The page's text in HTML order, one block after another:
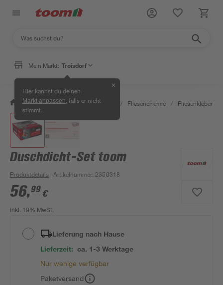
Mein Markt: Troisdorf
Hier kannst du deinen
Markt anpassen , falls er nicht
stimmt.
✕
/ Bauen & Renovieren / Fliesen / Fliesenchemie / Fliesenkleber
Duschdicht-Set toom
Produktdetails | Artikelnummer: 2350318
56,99 €
inkl. 19% MwSt.
Lieferung nach Hause
Lieferzeit: ca. 1-3 Werktage
Nur wenige verfügbar
Paketversand